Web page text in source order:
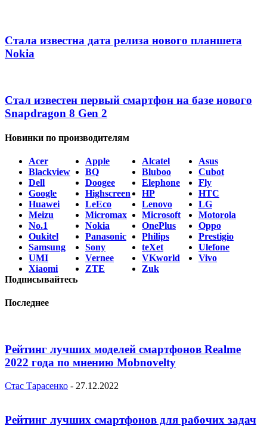
Стала известна дата релиза нового планшета
Nokia
Стал известен первый смартфон на базе нового
Snapdragon 8 Gen 2
Новинки по производителям
Acer Apple Alcatel
Asus
Blackview
BQ Bluboo
Cubot
Dell
Doogee Elephone
Fly
Google
Highscreen HP
HTC
Huawei
LeEco Lenovo
LG
Meizu
Micromax Microsoft
Motorola
No.1
Nokia OnePlus
Oppo
Oukitel
Panasonic Philips
Prestigio
Samsung
Sony teXet
Ulefone
UMI
Vernee VKworld
Vivo
Xiaomi
ZTE
Zuk
Подписывайтесь
Последнее
Рейтинг лучших моделей смартфонов Realme
2022 года по мнению Mobnovelty
Стас Тарасенко - 27.12.2022
Рейтинг лучших смартфонов для рабочих задач